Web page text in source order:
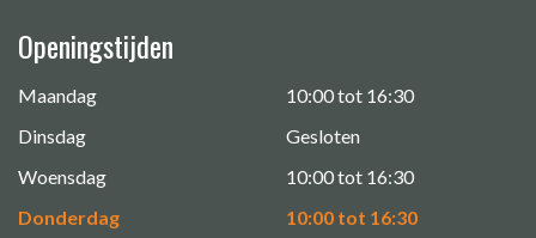
Openingstijden
Maandag
10:00 tot 16:30
Dinsdag
Gesloten
Woensdag
10:00 tot 16:30
Donderdag
10:00 tot 16:30